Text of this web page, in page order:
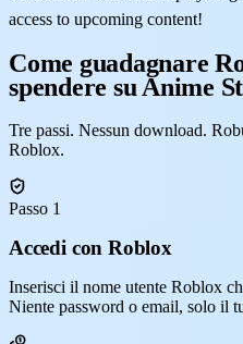
access to upcoming content!
Come guadagnare
spendere su Anime
Tre passi. Nessun download.
Roblox.
Passo 1
Accedi con Roblox
Inserisci il nome utente Roblox
Niente password o email, solo il